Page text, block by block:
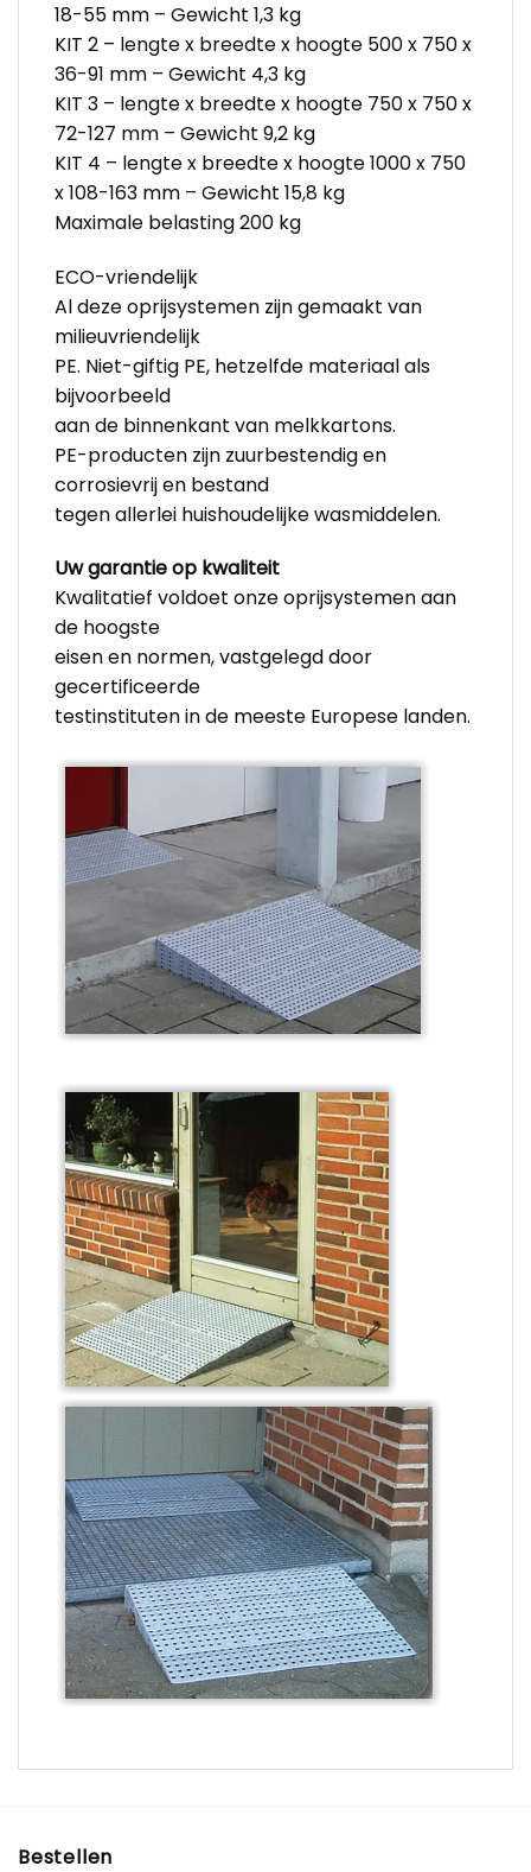
18-55 mm – Gewicht 1,3 kg
KIT 2 – lengte x breedte x hoogte 500 x 750 x
36-91 mm – Gewicht 4,3 kg
KIT 3 – lengte x breedte x hoogte 750 x 750 x
72-127 mm – Gewicht 9,2 kg
KIT 4 – lengte x breedte x hoogte 1000 x 750
x 108-163 mm – Gewicht 15,8 kg
Maximale belasting 200 kg
ECO-vriendelijk
Al deze oprijsystemen zijn gemaakt van
milieuvriendelijk
PE. Niet-giftig PE, hetzelfde materiaal als
bijvoorbeeld
aan de binnenkant van melkkartons.
PE-producten zijn zuurbestendig en
corrosievrij en bestand
tegen allerlei huishoudelijke wasmiddelen.
Uw garantie op kwaliteit
Kwalitatief voldoet onze oprijsystemen aan
de hoogste
eisen en normen, vastgelegd door
gecertificeerde
testinstituten in de meeste Europese landen.
Bestellen